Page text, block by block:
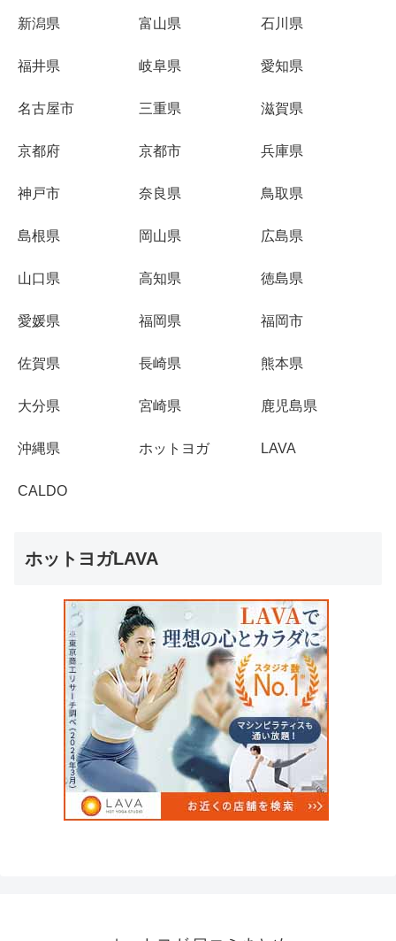
新潟県 富山県 石川県
福井県 岐阜県 愛知県
名古屋市 三重県 滋賀県
京都府 京都市 兵庫県
神戸市 奈良県 鳥取県
島根県 岡山県 広島県
山口県 高知県 徳島県
愛媛県 福岡県 福岡市
佐賀県 長崎県 熊本県
大分県 宮崎県 鹿児島県
沖縄県 ホットヨガ LAVA
CALDO
ホットヨガLAVA